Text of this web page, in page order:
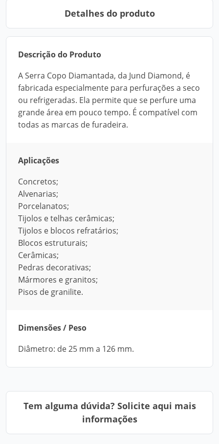
Detalhes do produto
Descrição do Produto
A Serra Copo Diamantada, da Jund Diamond, é
fabricada especialmente para perfurações a seco
ou refrigeradas. Ela permite que se perfure uma
grande área em pouco tempo. É compatível com
todas as marcas de furadeira.
Aplicações
Concretos;
Alvenarias;
Porcelanatos;
Tijolos e telhas cerâmicas;
Tijolos e blocos refratários;
Blocos estruturais;
Cerâmicas;
Pedras decorativas;
Mármores e granitos;
Pisos de granilite.
Dimensões / Peso
Diâmetro: de 25 mm a 126 mm.
Tem alguma dúvida? Solicite aqui mais
informações